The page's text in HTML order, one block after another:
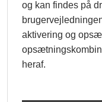
og kan findes på
aktivering og
heraf.